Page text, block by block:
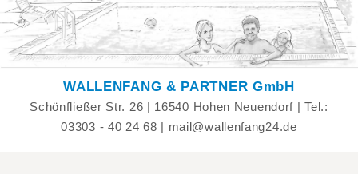
WALLENFANG & PARTNER GmbH
Schönfließer Str. 26 | 16540 Hohen Neuendorf | Tel.:
03303 - 40 24 68 | mail@wallenfang24.de